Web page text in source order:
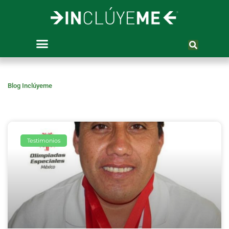
Blog Inclúyeme
Testimonios